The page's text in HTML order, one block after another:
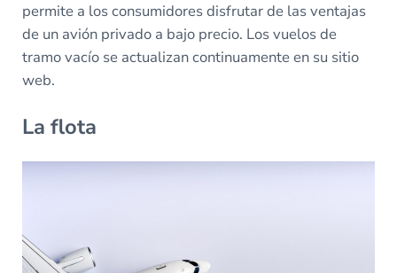
permite a los consumidores disfrutar de las ventajas
de un avión privado a bajo precio. Los vuelos de
tramo vacío se actualizan continuamente en su sitio
web.
La flota